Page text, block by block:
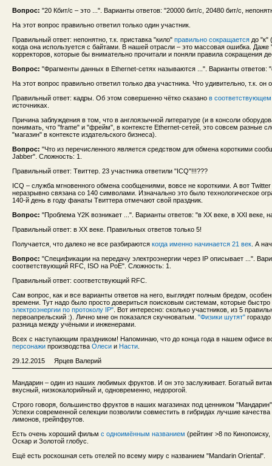
Вопрос: "20 Кбит/с – это ...". Варианты ответов: "20000 бит/с, 20480 бит/с,
На этот вопрос правильно ответил только один участник.
Правильный ответ: непонятно, т.к. приставка "кило" правильно сокращается до "к"
когда она используется с байтами. В нашей отрасли – это массовая ошибка.
корректоров, которые бы внимательно прочитали и поняли правила сокращения
Вопрос: "Фрагменты данных в Ethernet-сетях называются ...". Варианты
На этот вопрос правильно ответил только два участника. Что удивительно, т.к. он
Правильный ответ: кадры. Об этом совершенно чётко сказано в
источниках.
Причина заблуждения в том, что в англоязычной литературе (и в консоли
понимать, что "frame" и "фрейм", в контексте Ethernet-сетей, это совсем разные
"магазин" в контексте издательского бизнеса).
Вопрос: "Что из перечисленного является средством для обмена короткими
Jabber". Сложность: 1.
Правильный ответ: Твиттер. 23 участника ответили "ICQ"!!!???
ICQ – служба мгновенного обмена сообщениями, вовсе не короткими. А вот
неразрывно связана со 140 символами. Изначально это было технологическое
140-й день в году фанаты Твиттера отмечают свой праздник.
Вопрос: "Проблема Y2K возникает ...". Варианты ответов: "в XX веке, в XXI веке,
Правильный ответ: в XX веке. Правильных ответов только 5!
Получается, что далеко не все разбираются когда именно начинается 21 век . А
Вопрос: "Спецификации на передачу электроэнергии через IP описывает ...".
соответствующий RFC, ISO на PoE". Сложность: 1.
Правильный ответ: соответствующий RFC.
Сам вопрос, как и все варианты ответов на него, выглядят полным бредом,
времени. Тут надо было просто довериться поисковым системам, которые
электроэнергии по протоколу IP" . Вот интересно: сколько участников, из 5
первоапрельский :). Лично мне он показался скучноватым. "Физики шутят"
разница между учёными и инженерами.
Всех с наступающим праздником! Напоминаю, что до конца года в нашем офисе
персонажи производства Олеси и Насти
29.12.2015 Ярцев Валерий
Мандарин – один из наших любимых фруктов. И он это заслуживает. Богатый
вкусный, низкокалорийный и, одновременно, недорогой.
Строго говоря, большинство фруктов в наших магазинах под ценником
Успехи современной селекции позволили совместить в гибридах лучшие
лимонов, грейпфрутов.
Есть очень хороший фильм с одноимённым названием (рейтинг >8 по
Оскар и Золотой глобус.
Ещё есть роскошная сеть отелей по всему миру с названием "Mandarin Oriental".